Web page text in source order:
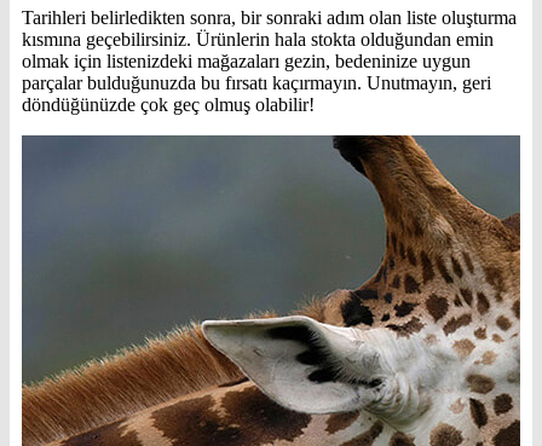
Tarihleri belirledikten sonra, bir sonraki adım olan liste oluşturma
kısmına geçebilirsiniz. Ürünlerin hala stokta olduğundan emin
olmak için listenizdeki mağazaları gezin, bedeninize uygun
parçalar bulduğunuzda bu fırsatı kaçırmayın. Unutmayın, geri
döndüğünüzde çok geç olmuş olabilir!